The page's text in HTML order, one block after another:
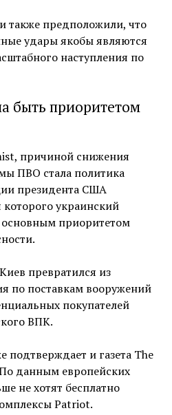
также предположили, что
удары якобы являются
наступления по
быть приоритетом
причиной снижения
ПВО стала политика
президента США
украинский
основным приоритетом
превратился из
по поставкам вооружений
покупателей
ВПК.
и газета The
данным европейских
не хотят бесплатно
Patriot.